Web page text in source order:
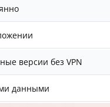
версии без VPN
данными